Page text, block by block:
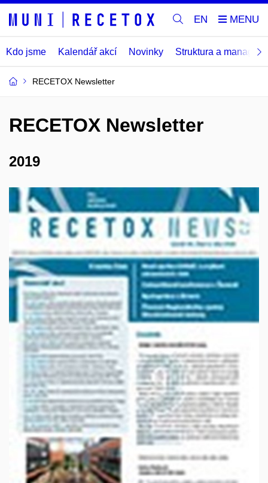
EN
Kdo jsme Kalendář akcí Novinky Struktura a
RECETOX Newsletter
RECETOX Newsletter
2019